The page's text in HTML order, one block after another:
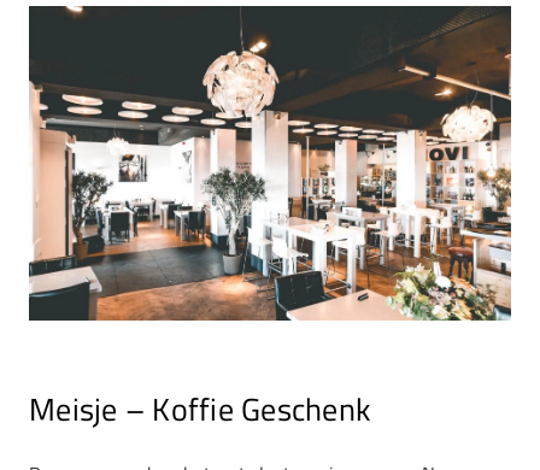
Meisje – Koffie Geschenk